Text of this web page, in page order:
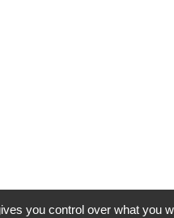
you control over what you